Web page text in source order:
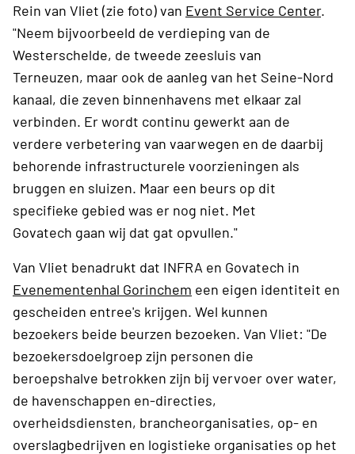
Rein van Vliet (zie foto) van Event Service Center.
"Neem bijvoorbeeld de verdieping van de
Westerschelde, de tweede zeesluis van
Terneuzen, maar ook de aanleg van het Seine-Nord
kanaal, die zeven binnenhavens met elkaar zal
verbinden. Er wordt continu gewerkt aan de
verdere verbetering van vaarwegen en de daarbij
behorende infrastructurele voorzieningen als
bruggen en sluizen. Maar een beurs op dit
specifieke gebied was er nog niet. Met
Govatech gaan wij dat gat opvullen."
Van Vliet benadrukt dat INFRA en Govatech in
Evenementenhal Gorinchem een eigen identiteit en
gescheiden entree's krijgen. Wel kunnen
bezoekers beide beurzen bezoeken. Van Vliet: "De
bezoekersdoelgroep zijn personen die
beroepshalve betrokken zijn bij vervoer over water,
de havenschappen en-directies,
overheidsdiensten, brancheorganisaties, op- en
overslagbedrijven en logistieke organisaties op het